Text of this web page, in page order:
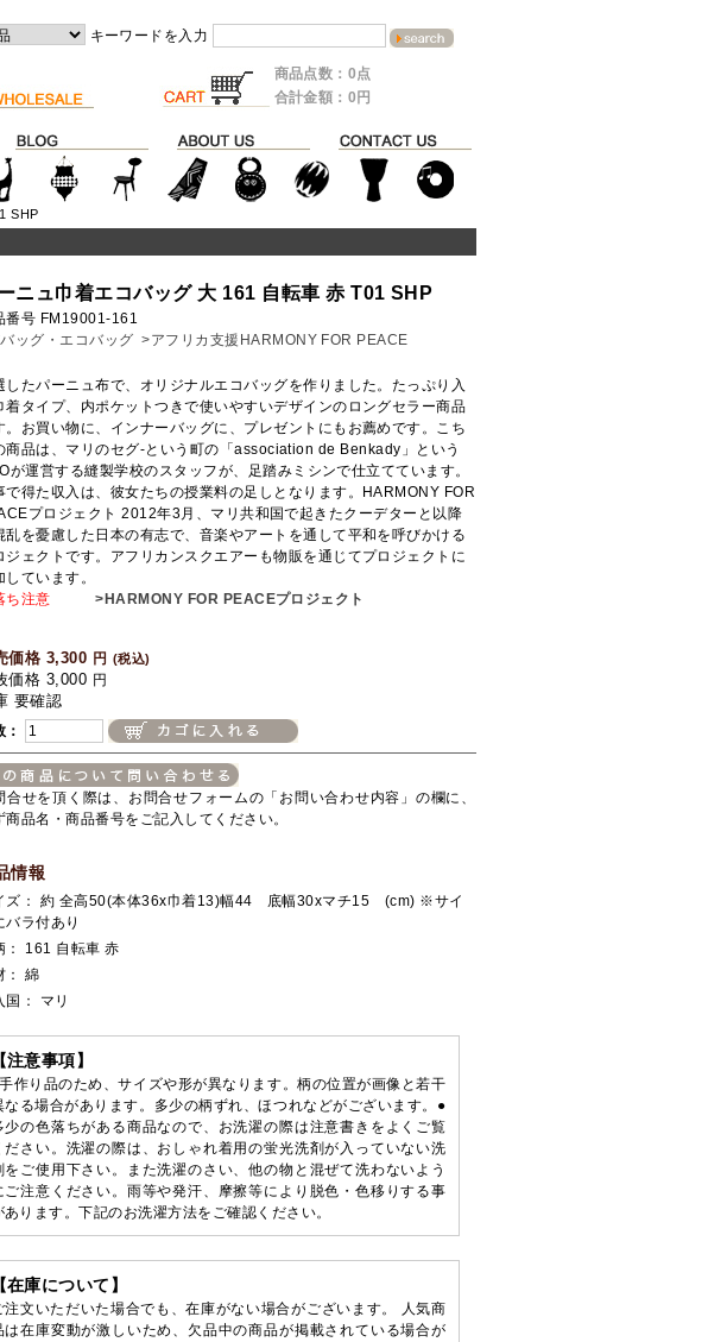
キーワードを入力
商品点数：0点
合計金額：0円
SHP
ニュ巾着エコバッグ 大 161 自転車 赤 T01 SHP
番号 FM19001-161
ッグ・エコバッグ >アフリカ支援HARMONY FOR PEACE
したパーニュ布で、オリジナルエコバッグを作りました。たっぷり入
着タイプ、内ポケットつきで使いやすいデザインのロングセラー商品
。お買い物に、インナーバッグに、プレゼントにもお薦めです。こち
商品は、マリのセグ-という町の「association de Benkady」という
が運営する縫製学校のスタッフが、足踏みミシンで仕立てています。
で得た収入は、彼女たちの授業料の足しとなります。HARMONY FOR
プロジェクト 2012年3月、マリ共和国で起きたクーデターと以降
乱を憂慮した日本の有志で、音楽やアートを通して平和を呼びかける
ジェクトです。アフリカンスクエアーも物販を通じてプロジェクトに
しています。
ち注意>HARMONY FOR PEACEプロジェクト
価格 3,300 円 (税込)
価格 3,000 円
要確認
：
合せを頂く際は、お問合せフォームの「お問い合わせ内容」の欄に、
商品名・商品番号をご記入してください。
情報
ズ： 約 全高50(本体36x巾着13)幅44 底幅30xマチ15 (cm) ※サイ
バラ付あり
： 161 自転車 赤
： 綿
国： マリ
【注意事項】
作り品のため、サイズや形が異なります。柄の位置が画像と若干
なる場合があります。多少の柄ずれ、ほつれなどがございます。●
少の色落ちがある商品なので、お洗濯の際は注意書きをよくご覧
ださい。洗濯の際は、おしゃれ着用の蛍光洗剤が入っていない洗
をご使用下さい。また洗濯のさい、他の物と混ぜて洗わないよう
ご注意ください。雨等や発汗、摩擦等により脱色・色移りする事
あります。下記のお洗濯方法をご確認ください。
【在庫について】
注文いただいた場合でも、在庫がない場合がございます。 人気商
は在庫変動が激しいため、欠品中の商品が掲載されている場合が